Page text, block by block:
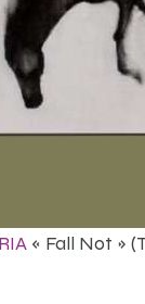
« Fall Not »